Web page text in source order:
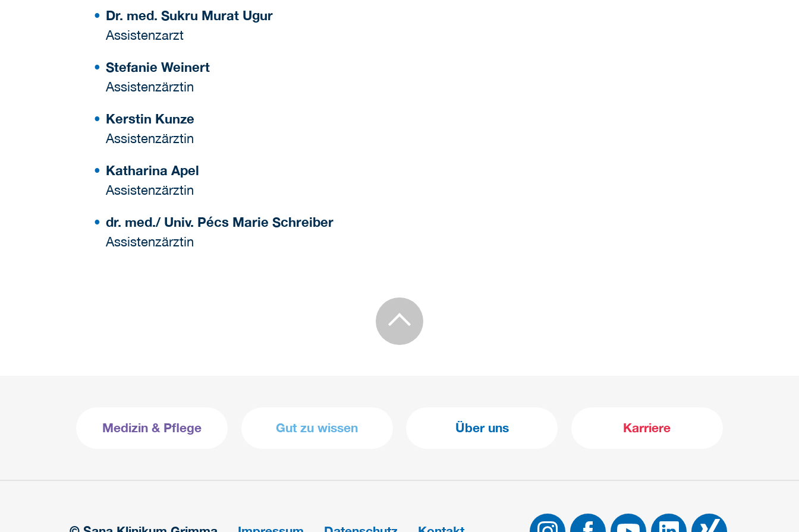
Dr. med. Sukru Murat Ugur
Assistenzarzt
Stefanie Weinert
Assistenzärztin
Kerstin Kunze
Assistenzärztin
Katharina Apel
Assistenzärztin
dr. med./ Univ. Pécs Marie Schreiber
Assistenzärztin
Medizin & Pflege Gut zu wissen Über uns Karriere